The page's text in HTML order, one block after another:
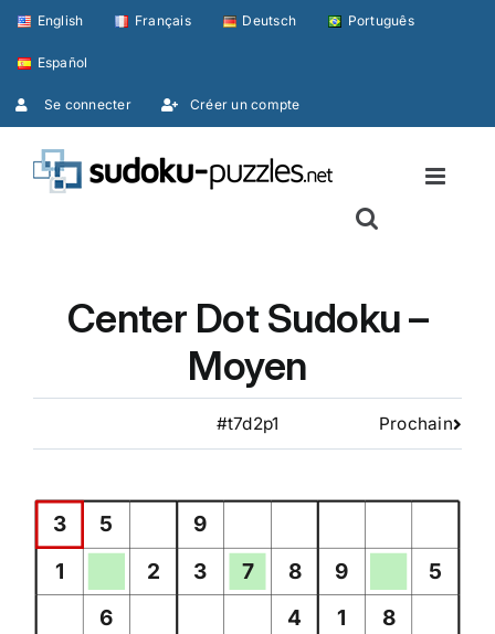
Skip
content
English Français Deutsch Português
Español
Se connecter Créer un compte
Center Dot Sudoku –
Moyen
#t7d2p1 Prochain
3 5 9
1 2 3 7 8 9
5
6
4 1
8